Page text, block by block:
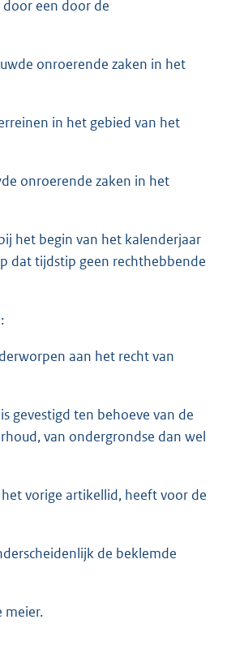
een door de
onroerende zaken in het
in het gebied van het
onroerende zaken in het
het begin van het kalenderjaar
dat tijdstip geen rechthebbende
aan het recht van
gevestigd ten behoeve van de
van ondergrondse dan wel
vorige artikellid, heeft voor de
de beklemde
meier.